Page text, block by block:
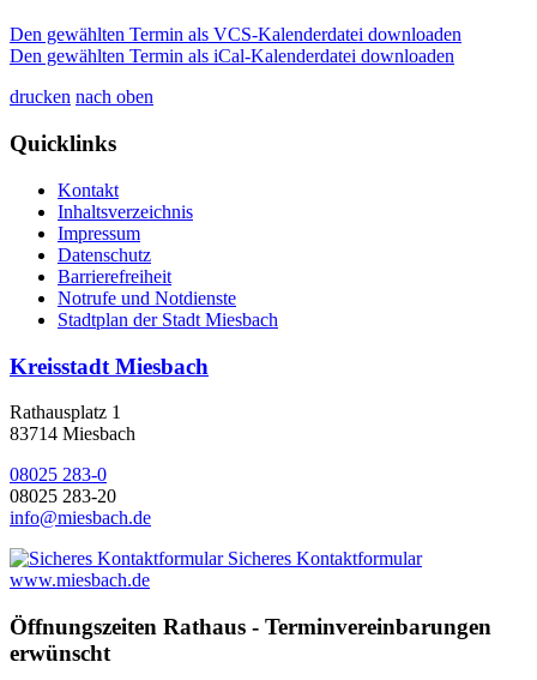
Den gewählten Termin als VCS-Kalenderdatei downloaden
Den gewählten Termin als iCal-Kalenderdatei downloaden
drucken nach oben
Quicklinks
Kontakt
Inhaltsverzeichnis
Impressum
Datenschutz
Barrierefreiheit
Notrufe und Notdienste
Stadtplan der Stadt Miesbach
Kreisstadt Miesbach
Rathausplatz 1
83714 Miesbach
08025 283-0
08025 283-20
info@miesbach.de
Sicheres Kontaktformular
www.miesbach.de
Öffnungszeiten Rathaus - Terminvereinbarungen
erwünscht